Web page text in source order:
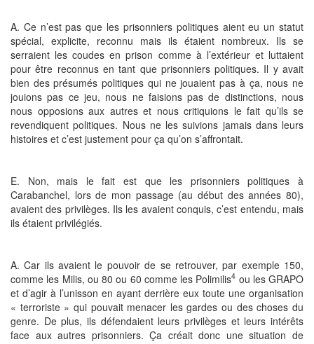
A. Ce n’est pas que les prisonniers politiques aient eu un statut
spécial, explicite, reconnu mais ils étaient nombreux. Ils se
serraient les coudes en prison comme à l’extérieur et luttaient
pour être reconnus en tant que prisonniers politiques. Il y avait
bien des présumés politiques qui ne jouaient pas à ça, nous ne
jouions pas ce jeu, nous ne faisions pas de distinctions, nous
nous opposions aux autres et nous critiquions le fait qu’ils se
revendiquent politiques. Nous ne les suivions jamais dans leurs
histoires et c’est justement pour ça qu’on s’affrontait.
E. Non, mais le fait est que les prisonniers politiques à
Carabanchel, lors de mon passage (au début des années 80),
avaient des privilèges. Ils les avaient conquis, c’est entendu, mais
ils étaient privilégiés.
A. Car ils avaient le pouvoir de se retrouver, par exemple 150,
comme les Milis, ou 80 ou 60 comme les Polimilis4 ou les GRAPO
et d’agir à l’unisson en ayant derrière eux toute une organisation
« terroriste » qui pouvait menacer les gardes ou des choses du
genre. De plus, ils défendaient leurs privilèges et leurs intérêts
face aux autres prisonniers. Ça créait donc une situation de